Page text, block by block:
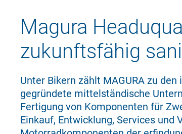
Magura
zukunftsfähig
Unter Bikern zählt MAGURA zu
gegründete mittel­stän­dische
Fertigung von Komponenten für
Einkauf, Entwicklung, Services und